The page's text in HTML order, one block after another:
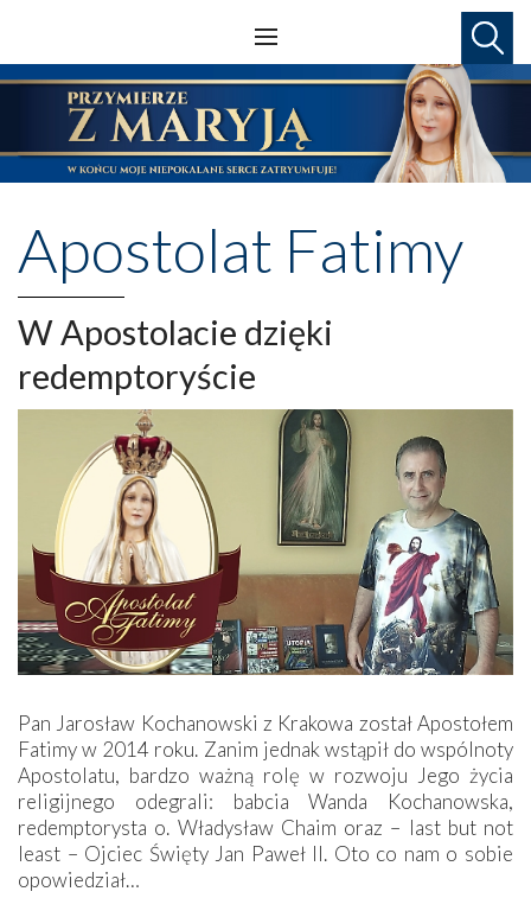
Apostolat Fatimy
W Apostolacie dzięki
redemptoryście
Pan Jarosław Kochanowski z Krakowa został Apostołem
Fatimy w 2014 roku. Zanim jednak wstąpił do wspólnoty
Apostolatu, bardzo ważną rolę w rozwoju Jego życia
religijnego odegrali: babcia Wanda Kochanowska,
redemptorysta o. Władysław Chaim oraz – last but not
least – Ojciec Święty Jan Paweł II. Oto co nam o sobie
opowiedział…